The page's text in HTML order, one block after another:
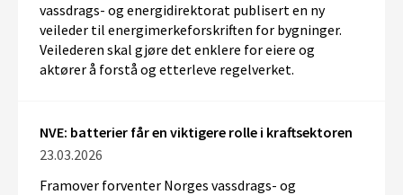
vassdrags- og energidirektorat publisert en ny
veileder til energimerkeforskriften for bygninger.
Veilederen skal gjøre det enklere for eiere og
aktører å forstå og etterleve regelverket.
NVE: batterier får en viktigere rolle i kraftsektoren
23.03.2026
Framover forventer Norges vassdrags- og